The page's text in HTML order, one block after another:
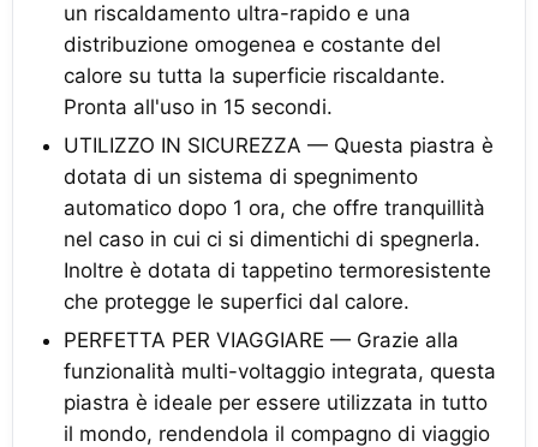
un riscaldamento ultra-rapido e una
distribuzione omogenea e costante del
calore su tutta la superficie riscaldante.
Pronta all'uso in 15 secondi.
UTILIZZO IN SICUREZZA — Questa piastra è
dotata di un sistema di spegnimento
automatico dopo 1 ora, che offre tranquillità
nel caso in cui ci si dimentichi di spegnerla.
Inoltre è dotata di tappetino termoresistente
che protegge le superfici dal calore.
PERFETTA PER VIAGGIARE — Grazie alla
funzionalità multi-voltaggio integrata, questa
piastra è ideale per essere utilizzata in tutto
il mondo, rendendola il compagno di viaggio